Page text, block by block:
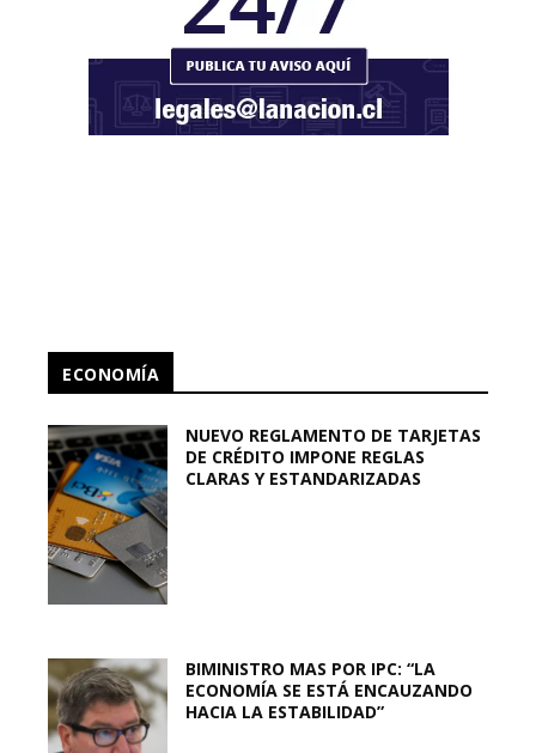
ECONOMÍA
NUEVO REGLAMENTO DE TARJETAS
DE CRÉDITO IMPONE REGLAS
CLARAS Y ESTANDARIZADAS
BIMINISTRO MAS POR IPC: “LA
ECONOMÍA SE ESTÁ ENCAUZANDO
HACIA LA ESTABILIDAD”